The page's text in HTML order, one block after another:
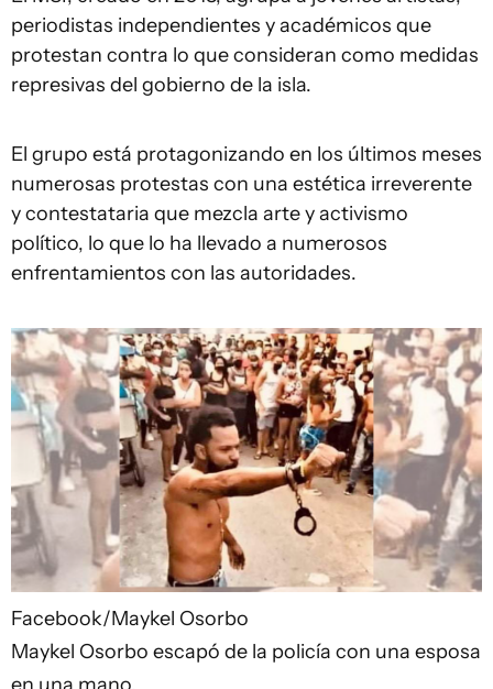
periodistas independientes y académicos que
protestan contra lo que consideran como medidas
represivas del gobierno de la isla.
El grupo está protagonizando en los últimos meses
numerosas protestas con una estética irreverente
y contestataria que mezcla arte y activismo
político, lo que lo ha llevado a numerosos
enfrentamientos con las autoridades.
Facebook/Maykel Osorbo
Maykel Osorbo escapó de la policía con una esposa